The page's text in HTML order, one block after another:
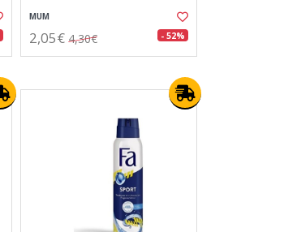
MUM
2,05€ 4,30€ - 52%